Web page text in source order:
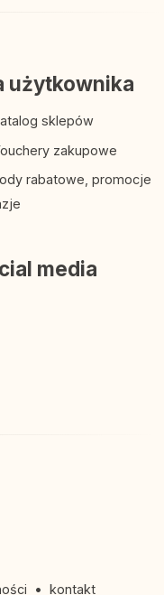
użytkownika
sklepów
zakupowe
rabatowe, promocje
media
• kontakt